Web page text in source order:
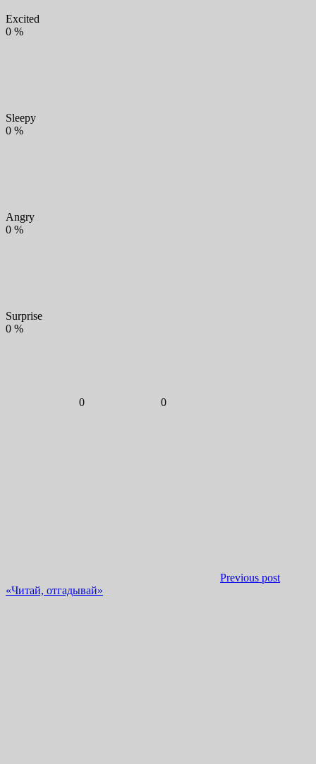
Excited
0 %
Sleepy
0 %
Angry
0 %
Surprise
0 %
0 0
Previous post
«Читай, отгадывай»